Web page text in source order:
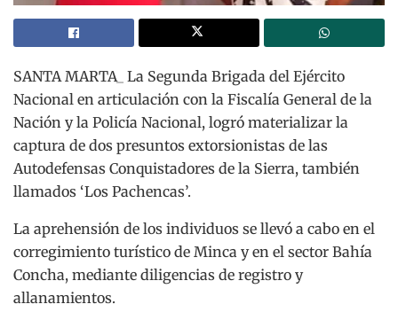
SANTA MARTA_ La Segunda Brigada del Ejército
Nacional en articulación con la Fiscalía General de la
Nación y la Policía Nacional, logró materializar la
captura de dos presuntos extorsionistas de las
Autodefensas Conquistadores de la Sierra, también
llamados ‘Los Pachencas’.
La aprehensión de los individuos se llevó a cabo en el
corregimiento turístico de Minca y en el sector Bahía
Concha, mediante diligencias de registro y
allanamientos.